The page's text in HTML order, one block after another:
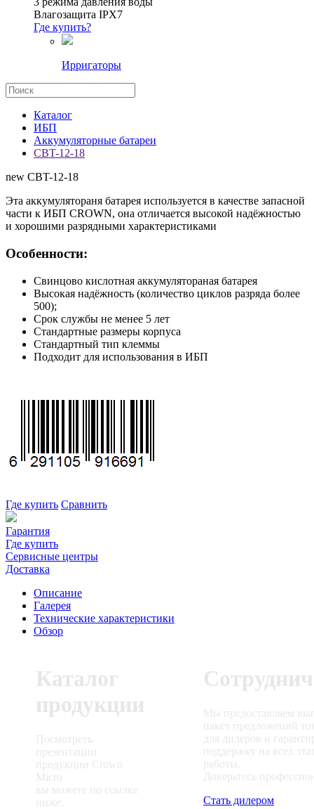
Влагозащита IPX7
Где купить?
Ирригаторы
Каталог
ИБП
Аккумуляторные батареи
CBT-12-18
new CBT-12-18
Эта аккумулятораня батарея используется в качестве запасной
части к ИБП CROWN, она отличается высокой надёжностью
и хорошими разрядными характеристиками
Особенности:
Свинцово кислотная аккумулятораная батарея
Высокая надёжность (количество циклов разряда более
500);
Срок службы не менее 5 лет
Стандартные размеры корпуса
Стандартный тип клеммы
Подходит для использования в ИБП
Где купить Сравнить
Гарантия
Где купить
Сервисные центры
Доставка
Описание
Галерея
Технические характеристики
Обзор
Каталог
продукции
Посмотреть
презентации
продукции Crown
Micro
вы можете по ссылке
ниже.
Мы предоставляем
пакет предложений
для дилеров и
поддержку на всех
работы.
Доверьтесь
Стать дилером